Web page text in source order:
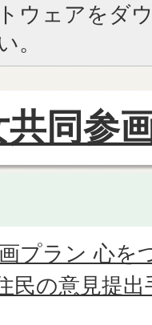
ウェアをダ
。
共同参
プラン 心を
民の意見提